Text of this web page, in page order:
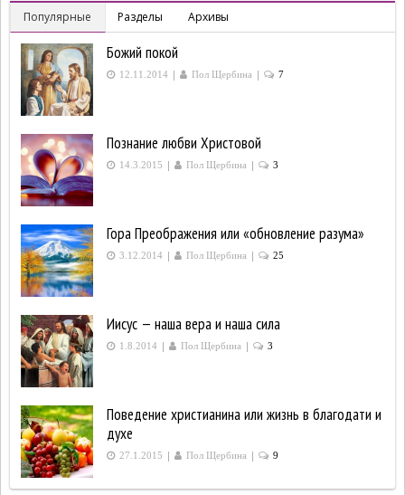
Популярные Разделы Архивы
Божий покой
12.11.2014 | Пол Щербина | 7
Познание любви Христовой
14.3.2015 | Пол Щербина | 3
Гора Преображения или «обновление разума»
3.12.2014 | Пол Щербина | 25
Иисус — наша вера и наша сила
1.8.2014 | Пол Щербина | 3
Поведение христианина или жизнь в благодати и
духе
27.1.2015 | Пол Щербина | 9